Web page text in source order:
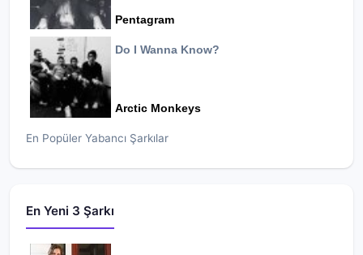
Pentagram
Do I Wanna Know?
Arctic Monkeys
En Popüler Yabancı Şarkılar
En Yeni 3 Şarkı